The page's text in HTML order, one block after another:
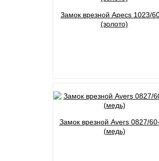
Замок врезной Apecs 1023/
(золото)
Замок врезной Avers 0827/
(медь)